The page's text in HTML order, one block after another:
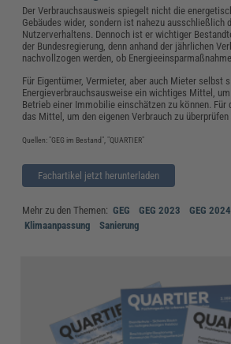
Der Verbrauchsausweis spiegelt nicht die
Gebäudes wider, sondern ist nahezu ausschließlich
Nutzerverhaltens. Dennoch ist er wichtiger
der Bundesregierung, denn anhand der jährlichen
nachvollzogen werden, ob
Für Eigentümer, Vermieter, aber auch Mieter selbst
Energieverbrauchsausweise ein wichtiges Mittel,
Betrieb einer Immobilie einschätzen zu können. Für
das Mittel, um den eigenen Verbrauch zu überprüfen
Quellen: "GEG im Bestand", "QUARTIER"
Fachartikel jetzt herunterladen
Mehr zu den Themen: GEG GEG 2023 GEG 2024
Klimaanpassung
Sanierung